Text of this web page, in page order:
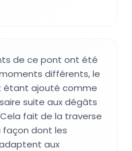
de ce pont ont été
différents, le
étant ajouté comme
suite aux dégâts
fait de la traverse
façon dont les
aux